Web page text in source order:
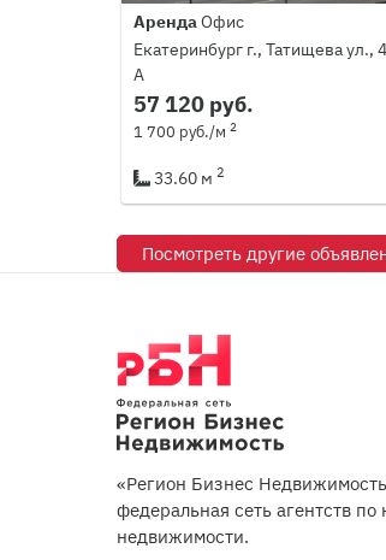
Аренда Офис
Екатеринбург г., Татищева ул.,
А
57 120 руб.
1 700 руб./м 2
33.60 м 2
Посмотреть другие
«Регион Бизнес
федеральная сеть агентств по
недвижимости.